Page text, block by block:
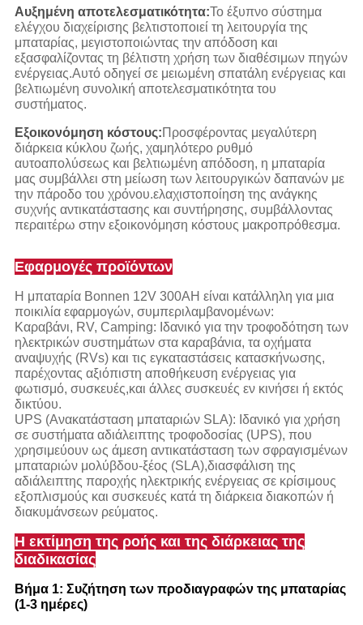
Αυξημένη αποτελεσματικότητα:Το έξυπνο σύστημα
ελέγχου διαχείρισης βελτιστοποιεί τη λειτουργία της
μπαταρίας, μεγιστοποιώντας την απόδοση και
εξασφαλίζοντας τη βέλτιστη χρήση των διαθέσιμων πηγών
ενέργειας.Αυτό οδηγεί σε μειωμένη σπατάλη ενέργειας και
βελτιωμένη συνολική αποτελεσματικότητα του
συστήματος.
Εξοικονόμηση κόστους: Προσφέροντας μεγαλύτερη
διάρκεια κύκλου ζωής, χαμηλότερο ρυθμό
αυτοαπολύσεως και βελτιωμένη απόδοση, η μπαταρία
μας συμβάλλει στη μείωση των λειτουργικών δαπανών με
την πάροδο του χρόνου.ελαχιστοποίηση της ανάγκης
συχνής αντικατάστασης και συντήρησης, συμβάλλοντας
περαιτέρω στην εξοικονόμηση κόστους μακροπρόθεσμα.
Εφαρμογές προϊόντων
Η μπαταρία Bonnen 12V 300AH είναι κατάλληλη για μια
ποικιλία εφαρμογών, συμπεριλαμβανομένων:
Καραβάνι, RV, Camping: Ιδανικό για την τροφοδότηση των
ηλεκτρικών συστημάτων στα καραβάνια, τα οχήματα
αναψυχής (RVs) και τις εγκαταστάσεις κατασκήνωσης,
παρέχοντας αξιόπιστη αποθήκευση ενέργειας για
φωτισμό, συσκευές,και άλλες συσκευές εν κινήσει ή εκτός
δικτύου.
UPS (Ανακατάσταση μπαταριών SLA): Ιδανικό για χρήση
σε συστήματα αδιάλειπτης τροφοδοσίας (UPS), που
χρησιμεύουν ως άμεση αντικατάσταση των σφραγισμένων
μπαταριών μολύβδου-ξέος (SLA),διασφάλιση της
αδιάλειπτης παροχής ηλεκτρικής ενέργειας σε κρίσιμους
εξοπλισμούς και συσκευές κατά τη διάρκεια διακοπών ή
διακυμάνσεων ρεύματος.
Η εκτίμηση της ροής και της διάρκειας της
διαδικασίας
Βήμα 1: Συζήτηση των προδιαγραφών της μπαταρίας
(1-3 ημέρες)